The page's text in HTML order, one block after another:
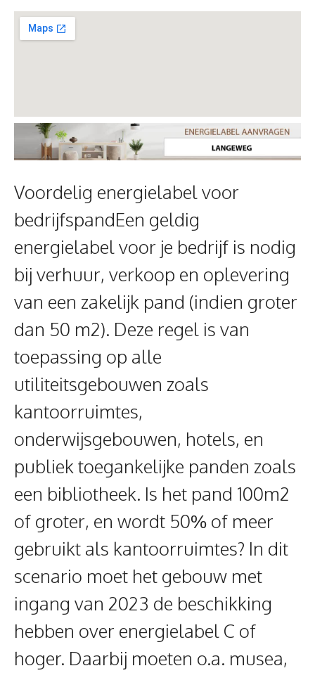
Voordelig energielabel voor
bedrijfspandEen geldig
energielabel voor je bedrijf is nodig
bij verhuur, verkoop en oplevering
van een zakelijk pand (indien groter
dan 50 m2). Deze regel is van
toepassing op alle
utiliteitsgebouwen zoals
kantoorruimtes,
onderwijsgebouwen, hotels, en
publiek toegankelijke panden zoals
een bibliotheek. Is het pand 100m2
of groter, en wordt 50% of meer
gebruikt als kantoorruimtes? In dit
scenario moet het gebouw met
ingang van 2023 de beschikking
hebben over energielabel C of
hoger. Daarbij moeten o.a. musea,